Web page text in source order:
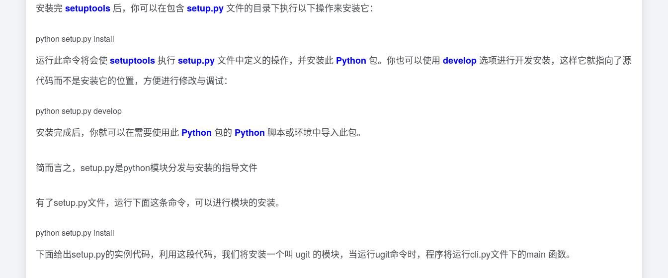
安装完setuptools 后，你可以在包含setup.py 文件的目录下执行以下操作来安装它：
python setup.py install
运行此命令将会使setuptools执行setup.py 文件中定义的操作，并安装此 Python 包。你也可以使用 develop 选项进行开发安装，这样它就指向了源
代码而不是安装它的位置，方便进行修改与调试：
python setup.py develop
安装完成后，你就可以在需要使用此 Python 包的 Python 脚本或环境中导入此包。
简而言之，setup.py是python模块分发与安装的指导文件
有了setup.py文件，运行下面这条命令，可以进行模块的安装。
python setup.py install
下面给出setup.py的实例代码，利用这段代码，我们将安装一个叫 ugit 的模块，当运行ugit命令时，程序将运行cli.py文件下的main 函数。